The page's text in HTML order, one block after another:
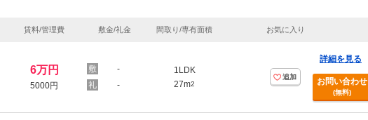
賃料/管理費 敷金/礼金 間取り/専有面積 お気に入り
6万円
5000円
-
-
1LDK
27m2
追加
詳細を見る
お問い合わせ
(無料)